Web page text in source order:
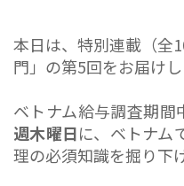
本日は、特別連載（全
門」の第5回をお届けし
ベトナム給与調査期
週木曜日に、ベトナム
理の必須知識を掘り下